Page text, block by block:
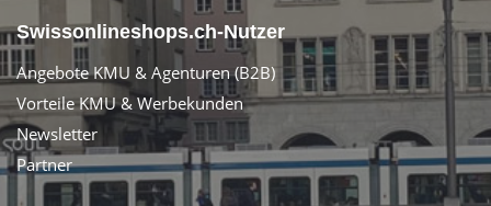
Swissonlineshops.ch-Nutzer
Angebote KMU & Agenturen (B2B)
Vorteile KMU & Werbekunden
Newsletter
Partner